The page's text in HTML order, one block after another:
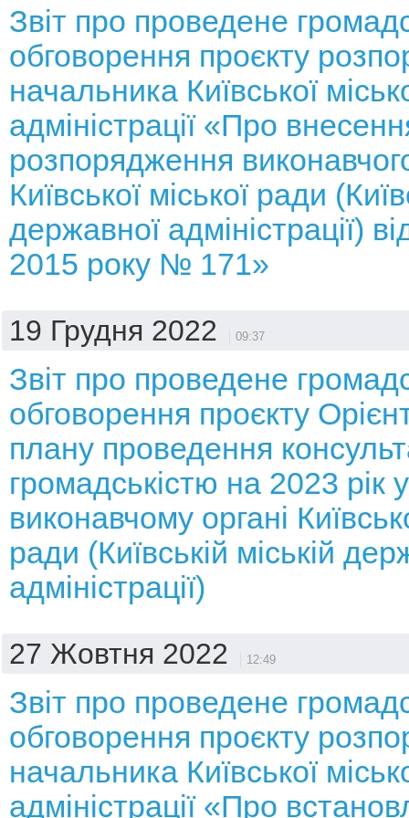
Звіт про проведене
обговорення проєкту
начальника Київської
адміністрації «Про
розпорядження
Київської міської ради
державної адміністрації)
2015 року № 171»
19 Грудня 2022 09:37
Звіт про проведене
обговорення проєкту
плану проведення
громадськістю на 2023 рік у
виконавчому органі
ради (Київській міській
адміністрації)
27 Жовтня 2022 12:49
Звіт про проведене
обговорення проєкту
начальника Київської
адміністрації «Про